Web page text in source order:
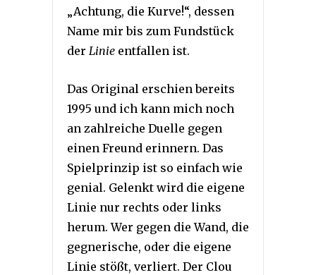
„Achtung, die Kurve!“, dessen
Name mir bis zum Fundstück
der Linie entfallen ist.
Das Original erschien bereits
1995 und ich kann mich noch
an zahlreiche Duelle gegen
einen Freund erinnern. Das
Spielprinzip ist so einfach wie
genial. Gelenkt wird die eigene
Linie nur rechts oder links
herum. Wer gegen die Wand, die
gegnerische, oder die eigene
Linie stößt, verliert. Der Clou